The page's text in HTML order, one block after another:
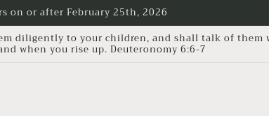
on or after February 25th, 2026
diligently to your children, and shall talk of them
when you rise up. Deuteronomy 6:6-7